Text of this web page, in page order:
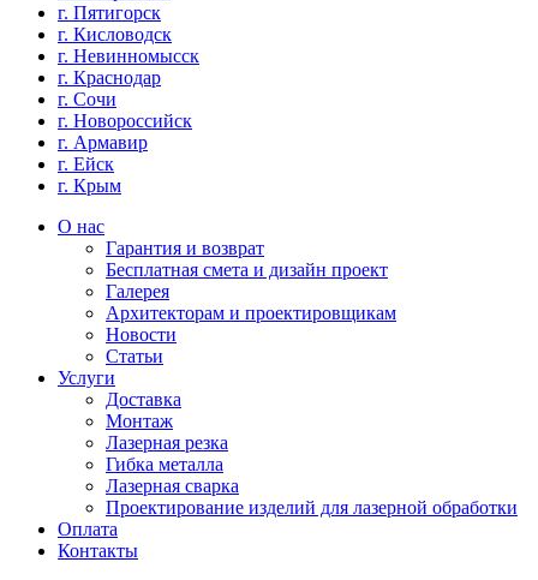
г. Пятигорск
г. Кисловодск
г. Невинномысск
г. Краснодар
г. Сочи
г. Новороссийск
г. Армавир
г. Ейск
г. Крым
О нас
Гарантия и возврат
Бесплатная смета и дизайн проект
Галерея
Архитекторам и проектировщикам
Новости
Статьи
Услуги
Доставка
Монтаж
Лазерная резка
Гибка металла
Лазерная сварка
Проектирование изделий для лазерной обработки
Оплата
Контакты